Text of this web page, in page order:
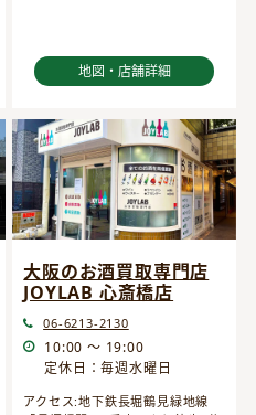
地図・店舗詳細
大阪のお酒買取専門店
JOYLAB 心斎橋店
06-6213-2130
10:00 ～ 19:00
定休日：毎週水曜日
アクセス:地下鉄長堀鶴見緑地線